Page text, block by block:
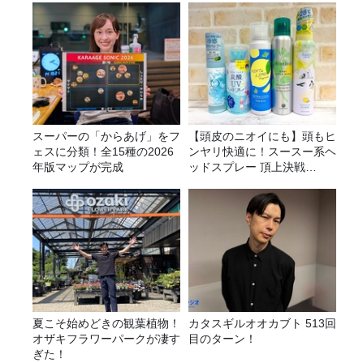
スーパーの「からあげ」をフ
ェスに分類！全15種の2026
年版マップが完成
【頭皮のニオイにも】頭もヒ
ンヤリ快適に！スースー系ヘ
ッドスプレー 頂上決戦
夏こそ始めどきの観葉植物！
オザキフラワーパークが凄す
ぎた！
カタスギルオオカブト 513回
目のターン！